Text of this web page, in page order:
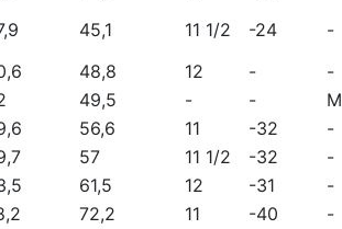
45,1 11 1/2 -24 -
48,8 12 - -
49,5 - -
56,6 11 -32 -
57 11 1/2 -32 -
61,5 12 -31 -
72,2 11 -40 -